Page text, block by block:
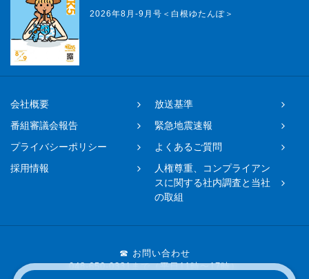
2026年8月-9月号＜白根ゆたんぽ＞
会社概要
放送基準
番組審議会報告
緊急地震速報
プライバシーポリシー
よくあるご質問
採用情報
人権尊重、コンプライアン
スに関する社内調査と当社
の取組
☎ お問い合わせ
048-650-0331まで（平日11時〜17時）